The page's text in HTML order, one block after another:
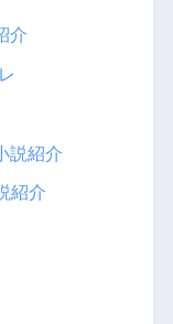
介
説紹介
紹介